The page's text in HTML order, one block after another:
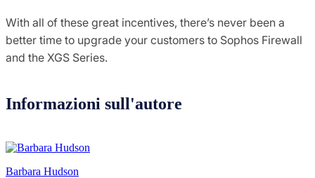
With all of these great incentives, there’s never been a
better time to upgrade your customers to Sophos Firewall
and the XGS Series.
Informazioni sull'autore
Barbara Hudson